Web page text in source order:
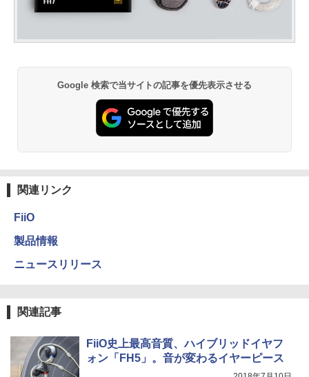
Google 検索で当サイトの記事を優先表示させる
関連リンク
FiiO
製品情報
ニュースリリース
関連記事
FiiO史上最高音質、ハイブリッドイヤフ
ォン「FH5」。音が変わるイヤーピース